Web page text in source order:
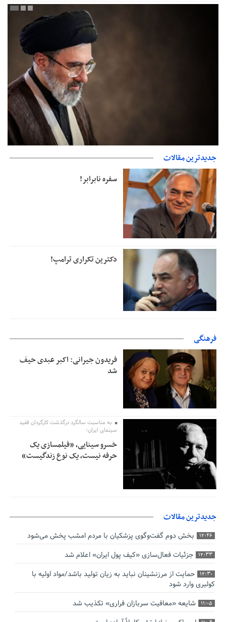
دفتر رهبر انقلاب: مطالب خارج از مراجع رسمی فاقد سندیت است
جدیدترین مقالات
سفره نابرابر!
دکترین تکراری ترامپ!
فرهنگی
فریدون جیرانی: اکبر عبدی حیف
شد
به مناسبت سالگرد درگذشت کارگردان فقید
سینمای ایران؛
خسرو سینایی، «فیلمسازی یک
حرفه نیست، یک نوع زندگیست»
جدیدترین مقالات
12:46 بخش دوم گفت‌وگوی پزشکیان با مردم امشب پخش می‌شود
12:33 جزئیات فعال‌سازی «کیف پول ایران» اعلام شد
12:30
حمایت از مرزنشینان نباید به زیان تولید باشد/مواد اولیه با
کولبری وارد شود
11:05 شایعه «معافیت سربازان فراری» تکذیب شد